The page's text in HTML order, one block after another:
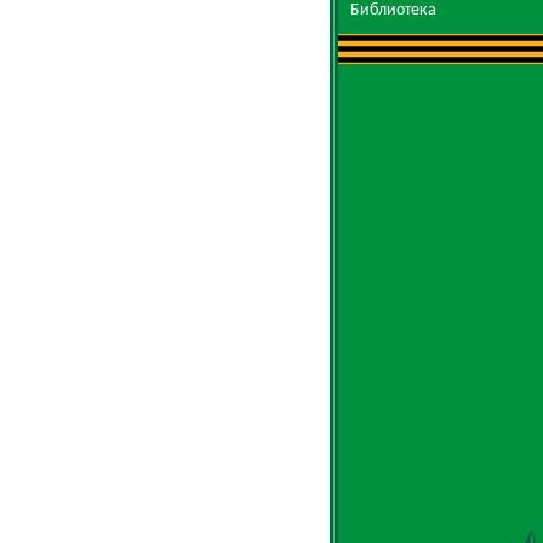
Библиотека